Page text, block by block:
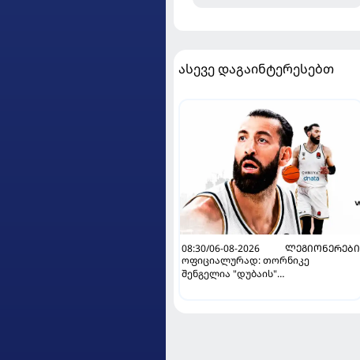
ასევე დაგაინტერესებთ
08:30/06-08-2026
ᲚᲔᲒᲘᲝᲜᲔᲠᲔᲑᲘ
ოფიციალურად: თორნიკე
შენგელია "დუბაის"